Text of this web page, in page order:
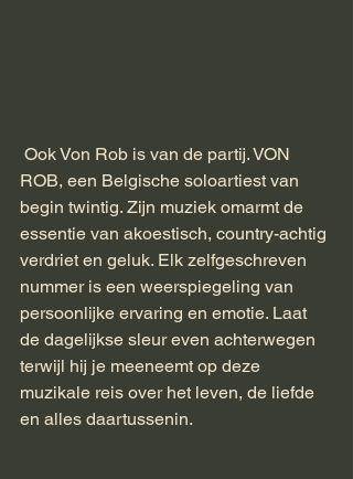
ROB, een Belgische soloartiest van
begin twintig. Zijn muziek omarmt de
essentie van akoestisch, country-achtig
verdriet en geluk. Elk zelfgeschreven
nummer is een weerspiegeling van
persoonlijke ervaring en emotie. Laat
de dagelijkse sleur even achterwegen
terwijl hij je meeneemt op deze
muzikale reis over het leven, de liefde
en alles daartussenin.